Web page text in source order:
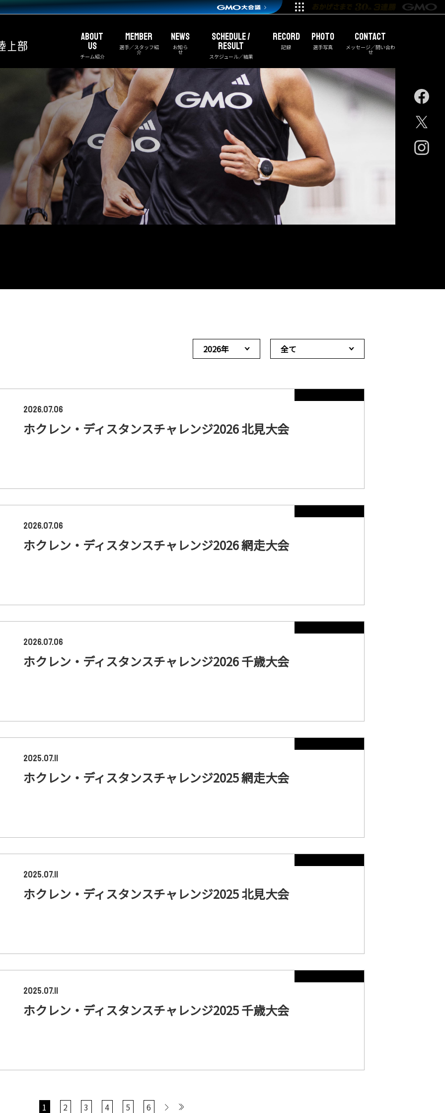
ABOUT
US
チーム紹介
MEMBER
選手／スタッフ紹
介
NEWS
お知ら
せ
SCHEDULE /
RESULT
スケジュール／結果
RECORD
記録
PHOTO
選手写真
CONTACT
メッセージ／問い合わ
せ
2026年 全て
2026.07.06
ホクレン・ディスタンスチャレンジ2026 北見大会
2026.07.06
ホクレン・ディスタンスチャレンジ2026 網走大会
2026.07.06
ホクレン・ディスタンスチャレンジ2026 千歳大会
2025.07.11
ホクレン・ディスタンスチャレンジ2025 網走大会
2025.07.11
ホクレン・ディスタンスチャレンジ2025 北見大会
2025.07.11
ホクレン・ディスタンスチャレンジ2025 千歳大会
1 2 3 4 5 6 >